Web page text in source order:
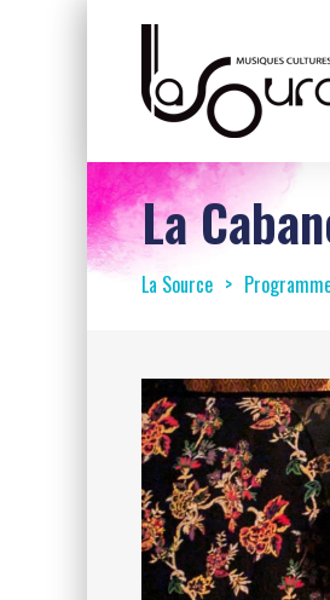
La
La Source